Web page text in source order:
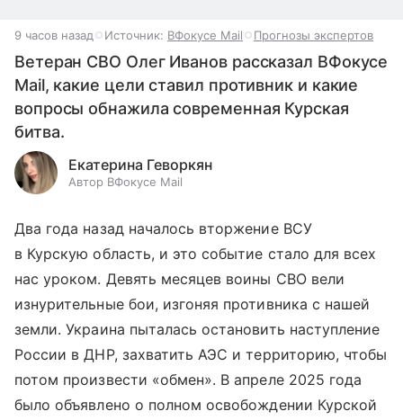
9 часов назад Источник: ВФокусе Mail Прогнозы экспертов
Ветеран СВО Олег Иванов рассказал ВФокусе
Mail, какие цели ставил противник и какие
вопросы обнажила современная Курская
битва.
Екатерина Геворкян
Автор ВФокусе Mail
Два года назад началось вторжение ВСУ
в Курскую область, и это событие стало для всех
нас уроком. Девять месяцев воины СВО вели
изнурительные бои, изгоняя противника с нашей
земли. Украина пыталась остановить наступление
России в ДНР, захватить АЭС и территорию, чтобы
потом произвести «обмен». В апреле 2025 года
было объявлено о полном освобождении Курской